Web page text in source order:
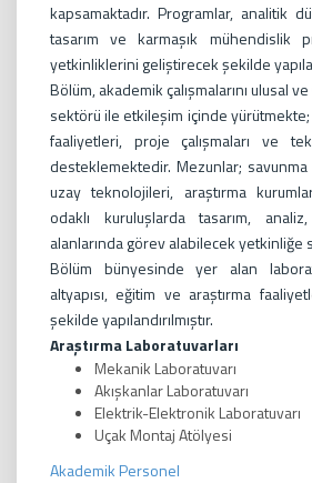
kapsamaktadır. Programlar, analitik
tasarım ve karmaşık mühendislik
yetkinliklerini geliştirecek şekilde
Bölüm, akademik çalışmalarını ulusal ve
sektörü ile etkileşim içinde
faaliyetleri, proje çalışmaları ve
desteklemektedir. Mezunlar; savunma
uzay teknolojileri, araştırma
odaklı kuruluşlarda tasarım,
alanlarında görev alabilecek yetkinliğe
Bölüm bünyesinde yer alan
altyapısı, eğitim ve araştırma
şekilde yapılandırılmıştır.
Araştırma Laboratuvarları
Mekanik Laboratuvarı
Akışkanlar Laboratuvarı
Elektrik-Elektronik Laboratuvarı
Uçak Montaj Atölyesi
Akademik Personel